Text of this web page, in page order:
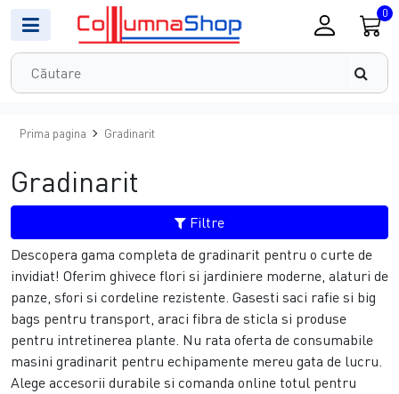
0
Prima pagina Gradinarit
Gradinarit
Filtre
Descopera gama completa de gradinarit pentru o curte de
invidiat! Oferim ghivece flori si jardiniere moderne, alaturi de
panze, sfori si cordeline rezistente. Gasesti saci rafie si big
bags pentru transport, araci fibra de sticla si produse
pentru intretinerea plante. Nu rata oferta de consumabile
masini gradinarit pentru echipamente mereu gata de lucru.
Alege accesorii durabile si comanda online totul pentru